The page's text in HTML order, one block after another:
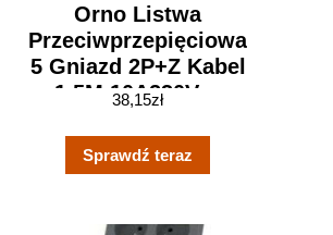
Orno Listwa
Przeciwprzepięciowa
5 Gniazd 2P+Z Kabel
1,5M 10A230Vac
2,1 (PS1B15M)
38,15zł
Sprawdź teraz